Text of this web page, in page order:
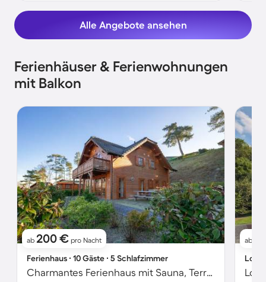
Alle Angebote ansehen
Ferienhäuser & Ferienwohnungen
mit Balkon
ab 200 € pro Nacht
Ferienhaus ∙ 10 Gäste ∙ 5 Schlafzimmer
Charmantes Ferienhaus mit Sauna, Terrasse und Garten | Strand in der Nähe | Hunde erlaubt
ab